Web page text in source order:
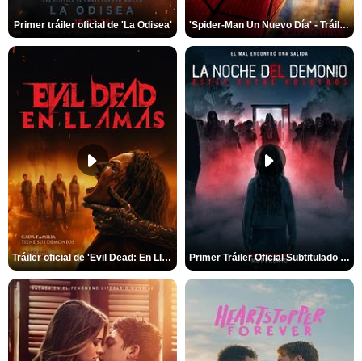
Primer tráiler oficial de 'La Odisea' 'Spider-Man Un Nuevo Día' - Tráiler oficial subtitulado
Tráiler oficial de 'Evil Dead: En Llamas' Primer Tráiler Oficial Subtitulado de 'La Noche Del Demonio: Están Entre Nosotros'